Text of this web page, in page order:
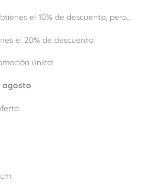
el 10% de descuento, pero...
el 20% de descuento!
única!
agosto